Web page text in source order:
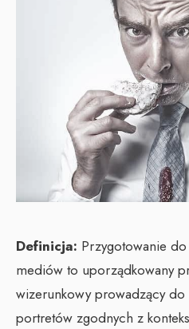
Definicja: Przygotowanie
mediów to uporządkowany
wizerunkowy prowadzący do
portretów zgodnych z